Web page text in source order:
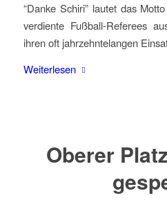
“Danke Schiri” lautet das
verdiente Fußball-Referees
ihren oft jahrzehntelangen
Weiterlesen
Oberer